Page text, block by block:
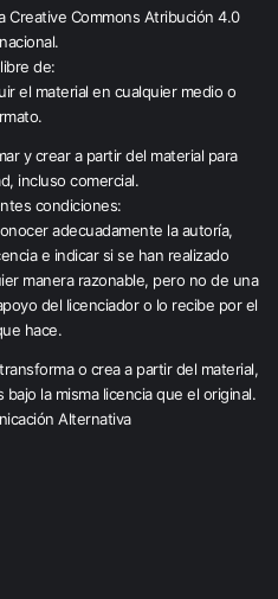
Creative Commons Atribución 4.0
.
de:
el material en cualquier medio o
y crear a partir del material para
incluso comercial.
condiciones:
adecuadamente la autoría,
e indicar si se han realizado
manera razonable, pero no de una
del licenciador o lo recibe por el
hace.
o crea a partir del material,
la misma licencia que el original.
Alternativa